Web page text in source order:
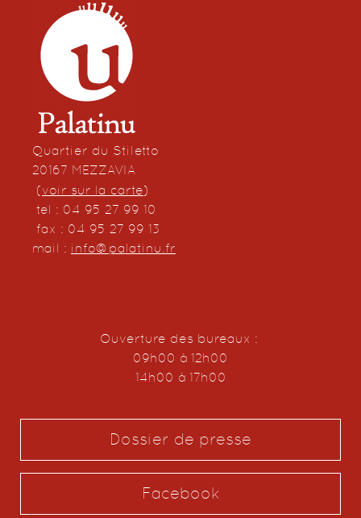
Quartier du Stiletto
20167 MEZZAVIA
(voir sur la carte)
tel : 04 95 27 99 10
fax : 04 95 27 99 13
mail : info@palatinu.fr
Ouverture des bureaux :
09h00 à 12h00
14h00 à 17h00
Dossier de presse
Facebook